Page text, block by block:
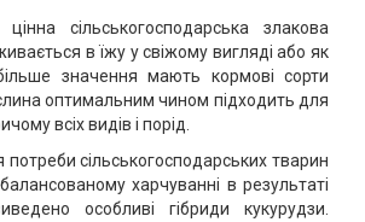
сільськогосподарська злакова
в їжу у свіжому вигляді або як
значення мають кормові сорти
оптимальним чином підходить для
всіх видів і порід.
сільськогосподарських тварин
харчуванні в результаті
особливі гібриди кукурудзи.